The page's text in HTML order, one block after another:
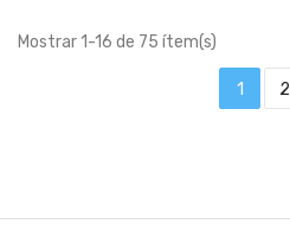
Mostrar 1-16 de 75 ítem(s)
1 2